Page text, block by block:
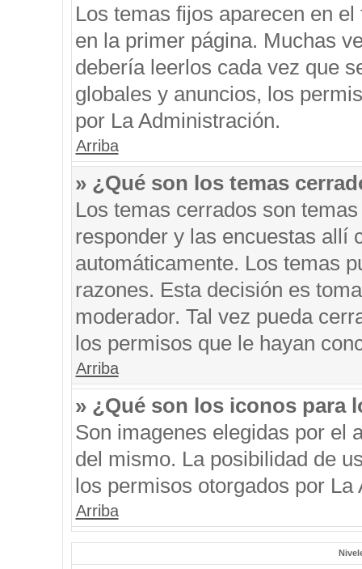
Los temas fijos aparecen en
en la primer página. Muchas
debería leerlos cada vez que
globales y anuncios, los
por La Administración.
Arriba
» ¿Qué son los temas
Los temas cerrados son
responder y las encuestas allí
automáticamente. Los temas
razones. Esta decisión es
moderador. Tal vez pueda
los permisos que le hayan
Arriba
» ¿Qué son los iconos para
Son imagenes elegidas por el
del mismo. La posibilidad de
los permisos otorgados por La
Arriba